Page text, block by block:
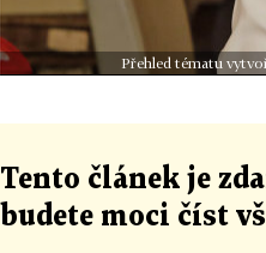
Přehled tématu
Tento článek je
budete moci číst